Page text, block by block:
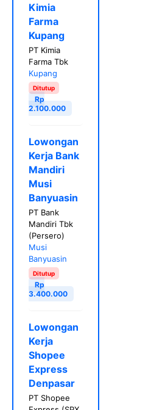
Kimia
Farma
Kupang
PT Kimia
Farma Tbk
Kupang
Ditutup
Rp
2.100.000
Lowongan
Kerja Bank
Mandiri
Musi
Banyuasin
PT Bank
Mandiri Tbk
(Persero)
Musi
Banyuasin
Ditutup
Rp
3.400.000
Lowongan
Kerja
Shopee
Express
Denpasar
PT Shopee